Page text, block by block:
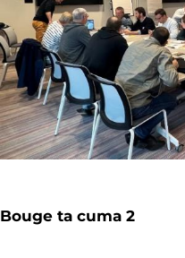
Bouge ta cuma 2